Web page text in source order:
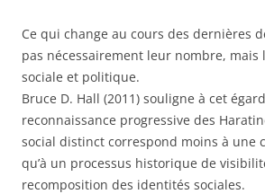
Ce qui change au cours des dernières
pas nécessairement leur nombre,
sociale et politique.
Bruce D. Hall (2011) souligne à cet
reconnaissance progressive des
social distinct correspond moins à une
qu’à un processus historique de
recomposition des identités sociales.